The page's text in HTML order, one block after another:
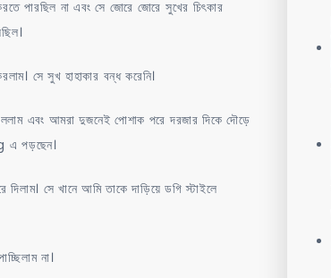
পারছিল না এবং সে জোরে জোরে সুখের চিৎকার
সে সুখ হাহাকার বন্ধ করেনি।
এবং আমরা দুজনেই পোশাক পরে দরজার দিকে দৌড়ে
এ পড়ছেন।
সে খানে আমি তাকে দাড়িয়ে ডগি স্টাইলে
না।